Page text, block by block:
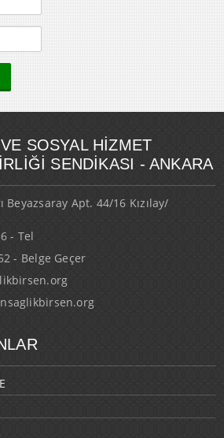
SOSYAL HİZMET
SENDİKASI - ANKARA
Beyazsaray Apt. 44/16 Kızılay/
- Tel
- Belge Geçer